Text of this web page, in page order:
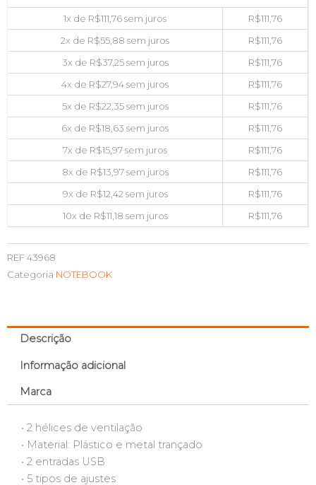
60000117
1x de R$111,76sem juros R$111,76
2x de R$55,88 sem juros R$111,76
3x de R$37,25sem juros R$111,76
4x de R$27,94sem juros R$111,76
5x de R$22,35sem juros R$111,76
6x de R$18,63 sem juros R$111,76
7x de R$15,97sem juros R$111,76
8x de R$13,97sem juros R$111,76
9x de R$12,42sem juros R$111,76
10x de R$11,18 sem juros R$111,76
REF43968
Categoria NOTEBOOK
Descrição
Informação adicional
Marca
• 2 hélices de ventilação
• Material: Plástico e metal trançado
• 2 entradas USB
• 5 tipos de ajustes